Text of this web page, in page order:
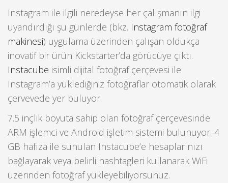
Instagram ile ilgili neredeyse her çalışmanın ilgi
uyandırdığı şu günlerde (bkz. Instagram fotoğraf
makinesi) uygulama üzerinden çalışan oldukça
inovatif bir ürün Kickstarter’da görücüye çıktı.
Instacube isimli dijital fotoğraf çerçevesi ile
Instagram’a yüklediğiniz fotoğraflar otomatik olarak
çervevede yer buluyor.
7.5 inçlik boyuta sahip olan fotoğraf çerçevesinde
ARM işlemci ve Android işletim sistemi bulunuyor. 4
GB hafıza ile sunulan Instacube’e hesaplarınızı
bağlayarak veya belirli hashtagleri kullanarak WiFi
üzerinden fotoğraf yükleyebiliyorsunuz.